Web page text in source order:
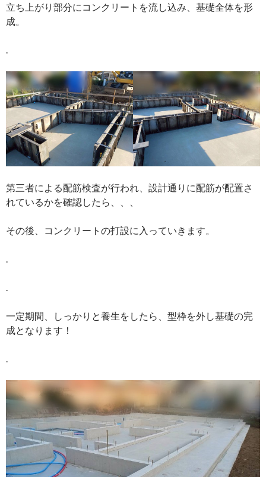
立ち上がり部分にコンクリートを流し込み、基礎全体を形
成。
.
第三者による配筋検査が行われ、設計通りに配筋が配置さ
れているかを確認したら、、、
その後、コンクリートの打設に入っていきます。
.
.
一定期間、しっかりと養生をしたら、型枠を外し基礎の完
成となります！
.